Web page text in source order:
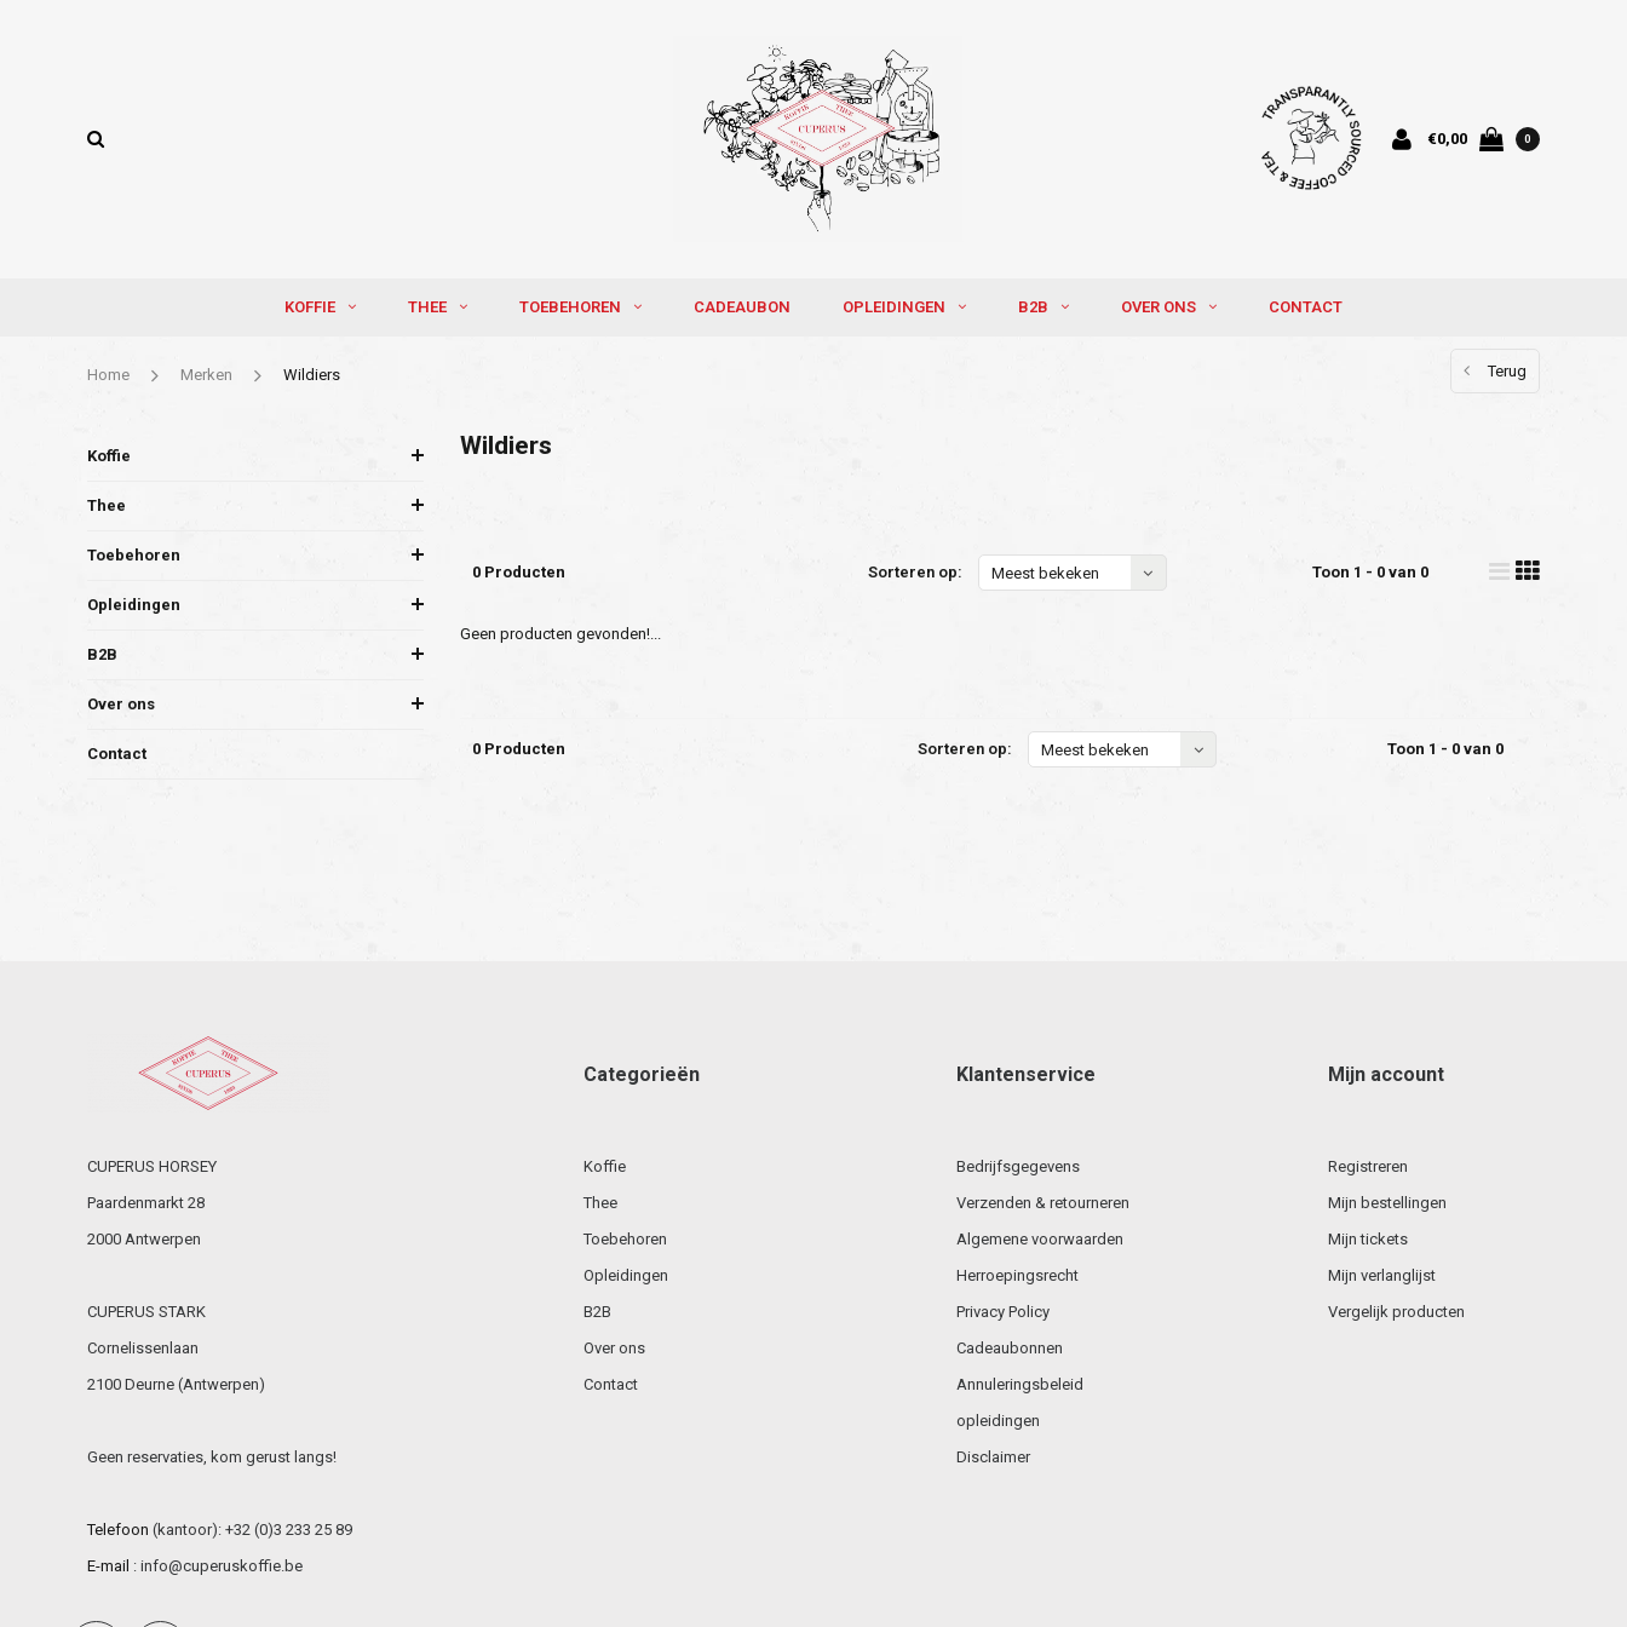
€0,00 0
KOFFIE THEE TOEBEHOREN CADEAUBON OPLEIDINGEN B2B OVER ONS CONTACT
Home Merken Wildiers Terug
Koffie
Thee
Toebehoren
Opleidingen
B2B
Over ons
Contact
Wildiers
0 Producten Sorteren op: Meest bekeken Toon 1 - 0 van 0
Geen producten gevonden!...
0 Producten Sorteren op: Meest bekeken Toon 1 - 0 van 0
CUPERUS HORSEY
Paardenmarkt 28
2000 Antwerpen
CUPERUS STARK
Cornelissenlaan
2100 Deurne (Antwerpen)
Geen reservaties, kom gerust langs!
Telefoon (kantoor): +32 (0)3 233 25 89
E-mail : info@cuperuskoffie.be
Categorieën
Koffie
Thee
Toebehoren
Opleidingen
B2B
Over ons
Contact
Klantenservice
Bedrijfsgegevens
Verzenden & retourneren
Algemene voorwaarden
Herroepingsrecht
Privacy Policy
Cadeaubonnen
Annuleringsbeleid
opleidingen
Disclaimer
Mijn account
Registreren
Mijn bestellingen
Mijn tickets
Mijn verlanglijst
Vergelijk producten